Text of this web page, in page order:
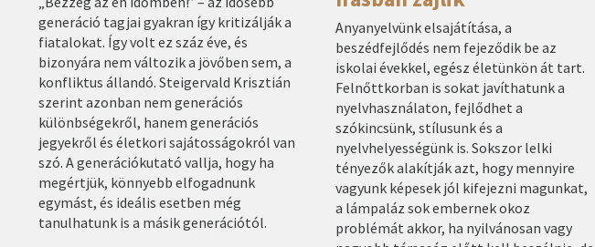
generáció tagjai gyakran így kritizálják a
fiatalokat. Így volt ez száz éve, és
bizonyára nem változik a jövőben sem, a
konfliktus állandó. Steigervald Krisztián
szerint azonban nem generációs
különbségekről, hanem generációs
jegyekről és életkori sajátosságokról van
szó. A generációkutató vallja, hogy ha
megértjük, könnyebb elfogadnunk
egymást, és ideális esetben még
tanulhatunk is a másik generációtól.
Anyanyelvünk elsajátítása, a
beszédfejlődés nem fejeződik be az
iskolai évekkel, egész életünkön át tart.
Felnőttkorban is sokat javíthatunk a
nyelvhasználaton, fejlődhet a
szókincsünk, stílusunk és a
nyelvhelyességünk is. Sokszor lelki
tényezők alakítják azt, hogy mennyire
vagyunk képesek jól kifejezni magunkat,
a lámpaláz sok embernek okoz
problémát akkor, ha nyilvánosan vagy